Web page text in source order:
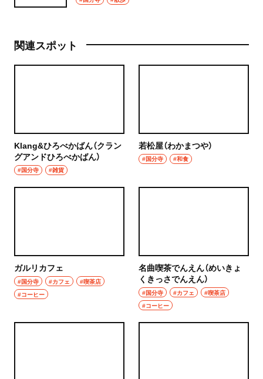
関連スポット
Klang&ひろべかばん（クラン
グアンドひろべかばん）
#国分寺 #雑貨
若松屋（わかまつや）
#国分寺 #和食
ガルリカフェ
#国分寺 #カフェ
#喫茶店
#コーヒー
名曲喫茶でんえん（めいきょ
くきっさでんえん）
#国分寺 #カフェ
#喫茶店
#コーヒー